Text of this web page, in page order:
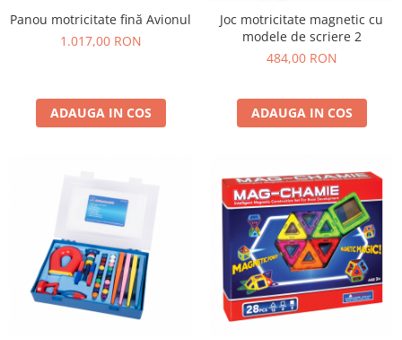
Instrumente muzicale
Jucarii de constructii
Jocuri matematice
Dezvoltare vestibulara
Echilibru
Jucarii de echilibru
Mingi terapeutice
Module din burete
Panou motricitate fină Avionul
1.017,00 RON
ADAUGA IN COS
Joc motricitate magnetic cu
modele de scriere 2
484,00 RON
ADAUGA IN COS